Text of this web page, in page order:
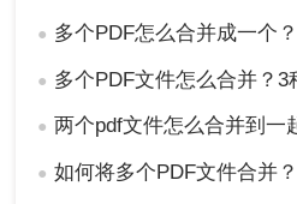
● 多个PDF怎么合并成一个？3种
● 多个PDF文件怎么合并？3种
● 两个pdf文件怎么合并到一起？
● 如何将多个PDF文件合并？这